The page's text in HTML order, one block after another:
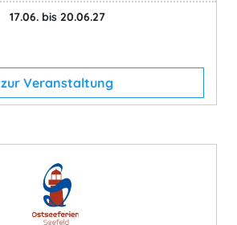
17.06. bis 20.06.27
zur Veranstaltung